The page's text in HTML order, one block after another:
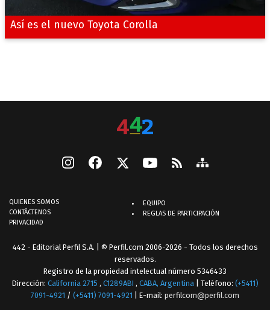
Así es el nuevo Toyota Corolla
QUIENES SOMOS
CONTÁCTENOS
PRIVACIDAD
EQUIPO
REGLAS DE PARTICIPACIÓN
442 - Editorial Perfil S.A. | © Perfil.com 2006-2026 - Todos los derechos
reservados.
Registro de la propiedad intelectual número 5346433
Dirección: California 2715 , C1289ABI , CABA, Argentina | Teléfono: (+5411)
7091-4921 / (+5411) 7091-4921 | E-mail: perfilcom@perfil.com